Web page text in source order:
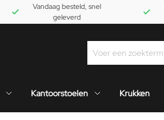
Vandaag besteld, snel
geleverd
Kantoorstoelen Krukken